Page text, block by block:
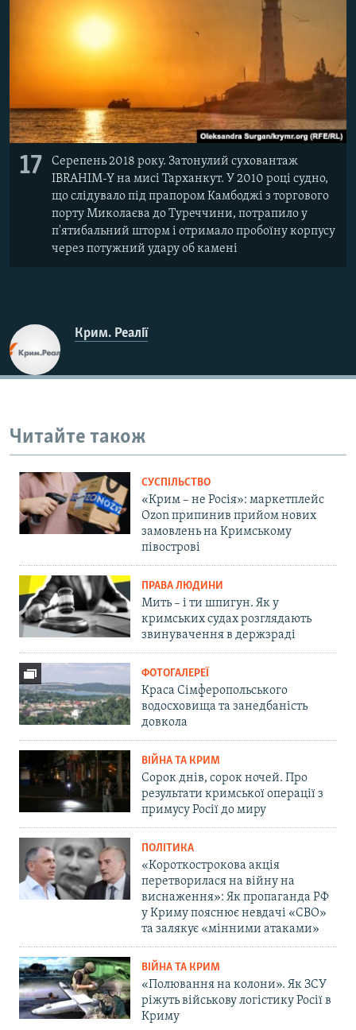
17
Серепень 2018 року. Затонулий суховантаж
IBRAHIM-Y на мисі Тарханкут. У 2010 році судно,
що слідувало під прапором Камбоджі з торгового
порту Миколаєва до Туреччини, потрапило у
п'ятибальний шторм і отримало пробоїну корпусу
через потужний удару об камені
Крим. Реалії
Читайте також
СУСПІЛЬСТВО
«Крим – не Росія»: маркетплейс
Ozon припинив прийом нових
замовлень на Кримському
півострові
ПРАВА ЛЮДИНИ
Мить – і ти шпигун. Як у
кримських судах розглядають
звинувачення в держзраді
ФОТОГАЛЕРЕЇ
Краса Сімферопольського
водосховища та занедбаність
довкола
ВІЙНА ТА КРИМ
Сорок днів, сорок ночей. Про
результати кримської операції з
примусу Росії до миру
ПОЛІТИКА
«Короткострокова акція
перетворилася на війну на
виснаження»: Як пропаганда РФ
у Криму пояснює невдачі «СВО»
та залякує «мінними атаками»
ВІЙНА ТА КРИМ
«Полювання на колони». Як ЗСУ
ріжуть військову логістику Росії в
Криму